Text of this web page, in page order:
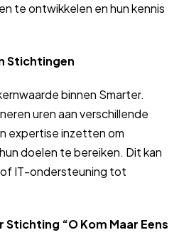
te ontwikkelen en hun kennis
Stichtingen
binnen Smarter.
uren aan verschillende
expertise inzetten om
doelen te bereiken. Dit kan
of IT-ondersteuning tot
Stichting “O Kom Maar Eens